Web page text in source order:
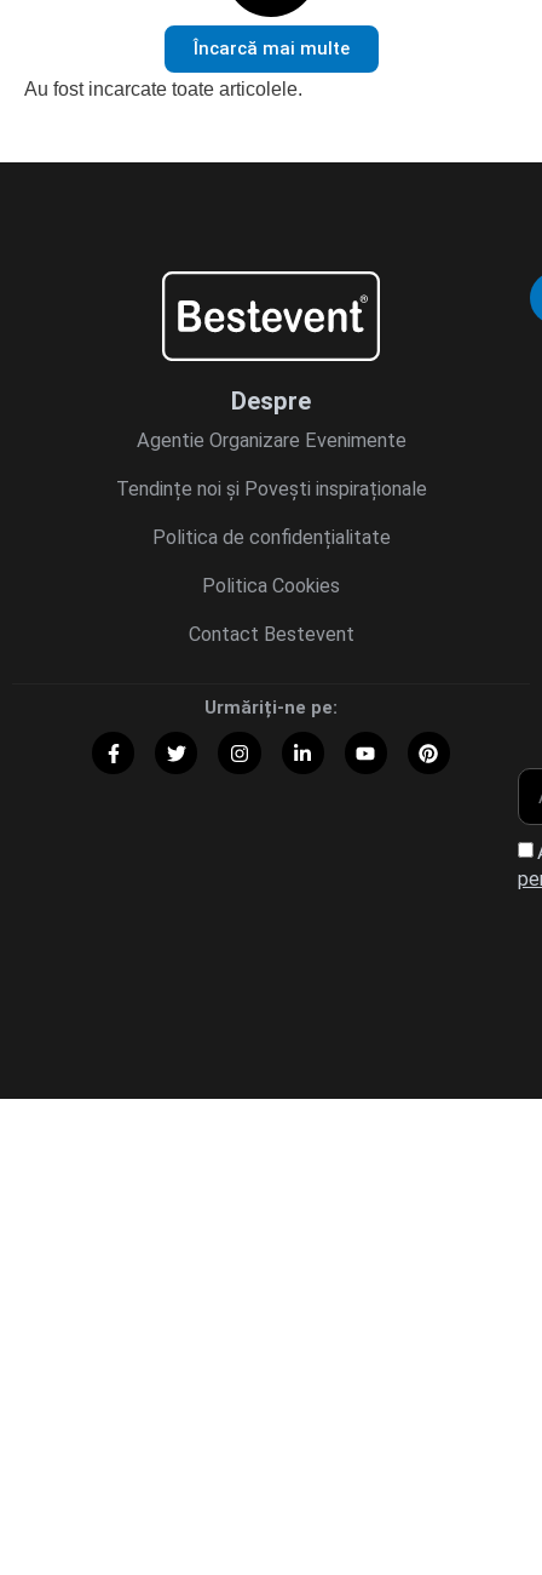
Încarcă mai multe
Au fost incarcate toate articolele.
Despre
Agentie Organizare Evenimente
Tendințe noi și Povești inspiraționale
Politica de confidențialitate
Politica Cookies
Contact Bestevent
Urmăriți-ne pe: